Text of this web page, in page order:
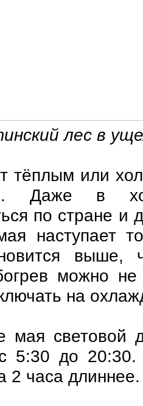
лес в
тёплым или
Даже в
по стране и
наступает
выше,
можно
на
мая световой
5:30 до
2 часа длиннее.